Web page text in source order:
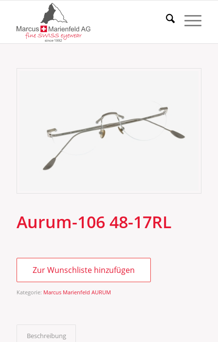
Aurum-106 48-17RL
Zur Wunschliste hinzufügen
Kategorie: Marcus Marienfeld AURUM
Beschreibung